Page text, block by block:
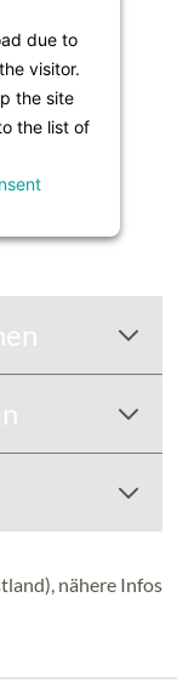
due to
visitor.
the site
the list of
nähere Infos